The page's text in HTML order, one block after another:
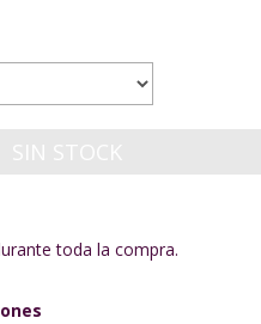
toda la compra.